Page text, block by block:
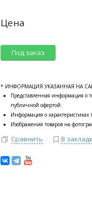
Цена
Под заказ
* ИНФОРМАЦИЯ УКАЗАННАЯ НА
Представленная информация о
публичной офертой.
Информация о
Изображения товаров на
Сравнить В